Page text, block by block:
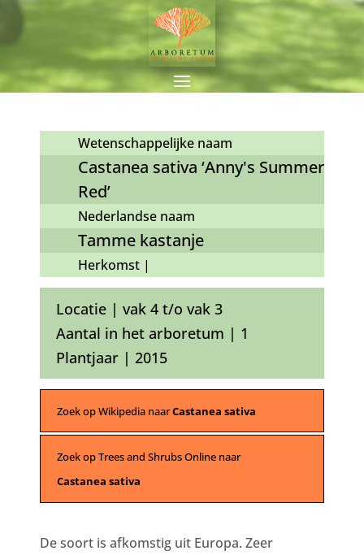
Wetenschappelijke naam
Castanea sativa ‘Anny's Summer
Red’
Nederlandse naam
Tamme kastanje
Herkomst |
Locatie | vak 4 t/o vak 3
Aantal in het arboretum | 1
Plantjaar | 2015
Zoek op Wikipedia naarCastanea sativa
Zoek op Trees and Shrubs Online naar
Castanea sativa
De soort is afkomstig uit Europa. Zeer